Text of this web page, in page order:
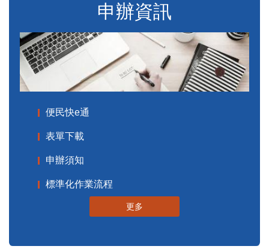
申辦資訊
便民快e通
表單下載
申辦須知
標準化作業流程
更多